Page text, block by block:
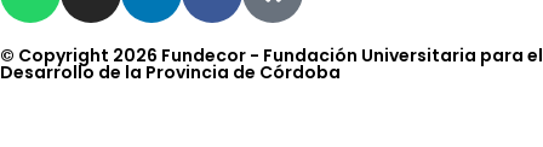
© Copyright 2026 Fundecor - Fundación Universitaria para el
Desarrollo de la Provincia de Córdoba